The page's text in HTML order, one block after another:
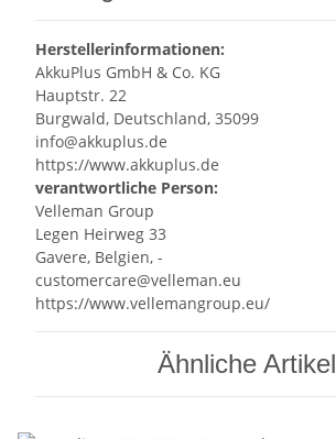
Herstellerinformationen:
AkkuPlus GmbH & Co. KG
Hauptstr. 22
Burgwald, Deutschland, 35099
info@akkuplus.de
https://www.akkuplus.de
verantwortliche Person:
Velleman Group
Legen Heirweg 33
Gavere, Belgien, -
customercare@velleman.eu
https://www.vellemangroup.eu/
Ähnliche Artikel